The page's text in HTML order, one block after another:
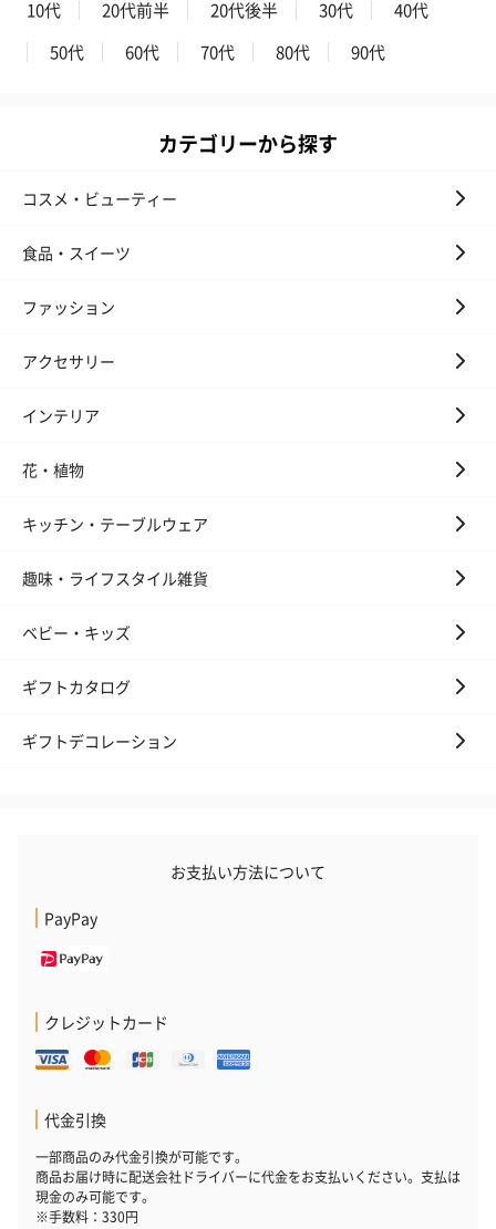
おつまみ・その他
のオイル漬（981円）
10代 20代前半 20代後半 30代
40代
50代
60代 70代 80代 90代
カテゴリーから探す
コスメ・ビューティー
食品・スイーツ
ファッション
アクセサリー
インテリア
花・植物
キッチン・テーブルウェア
趣味・ライフスタイル雑貨
ベビー・キッズ
ギフトカタログ
ギフトデコレーション
お支払い方法について
PayPay
クレジットカード
代金引換
一部商品のみ代金引換が可能です。
商品お届け時に配送会社ドライバーに代金をお支払いください。支払は
現金のみ可能です。
※手数料：330円